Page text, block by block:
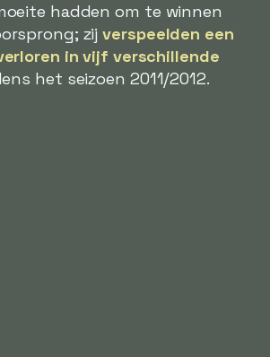
hadden om te winnen
zijverspeelden een
in vijf verschillende
het seizoen 2011/2012.